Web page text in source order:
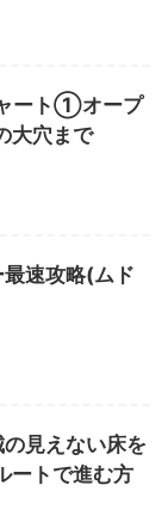
ート①オープ
大穴まで
最速攻略(ムド
の見えない床を
ートで進む方